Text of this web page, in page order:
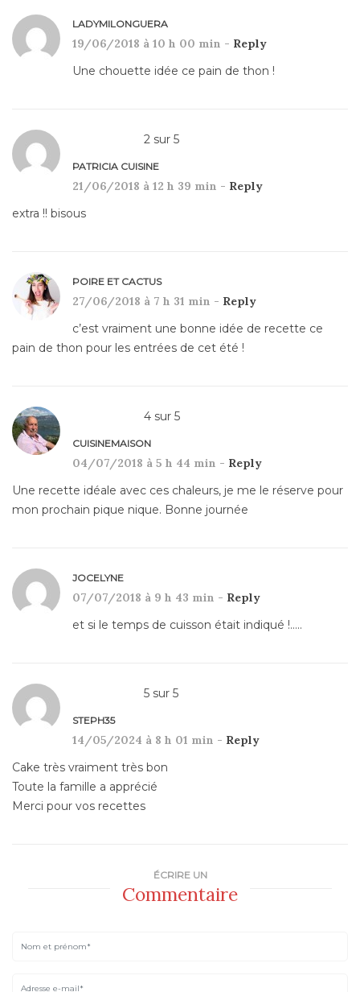
LADYMILONGUERA
19/06/2018 à 10 h 00 min - Reply
Une chouette idée ce pain de thon !
2 sur 5
PATRICIA CUISINE
21/06/2018 à 12 h 39 min - Reply
extra !! bisous
POIRE ET CACTUS
27/06/2018 à 7 h 31 min - Reply
c’est vraiment une bonne idée de recette ce
pain de thon pour les entrées de cet été !
4 sur 5
CUISINEMAISON
04/07/2018 à 5 h 44 min - Reply
Une recette idéale avec ces chaleurs, je me le réserve pour
mon prochain pique nique. Bonne journée
JOCELYNE
07/07/2018 à 9 h 43 min - Reply
et si le temps de cuisson était indiqué !…..
5 sur 5
STEPH35
14/05/2024 à 8 h 01 min - Reply
Cake très vraiment très bon
Toute la famille a apprécié
Merci pour vos recettes
ÉCRIRE UN
Commentaire